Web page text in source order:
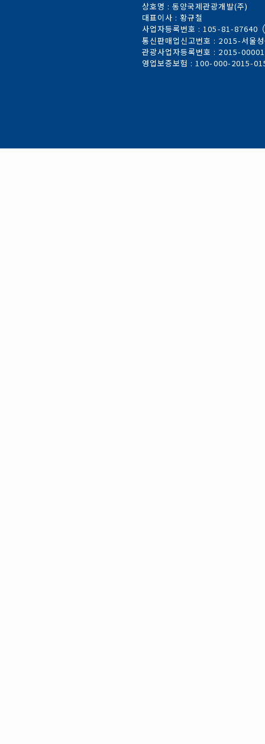
상호명 : 동양국제관광개발(주)
대표이사 : 황규철
사업자등록번호 : 105-81-87640
통신판매업신고번호 : 2015-서울
관광사업자등록번호 : 2015-
영업보증보험 : 100-000-2015-